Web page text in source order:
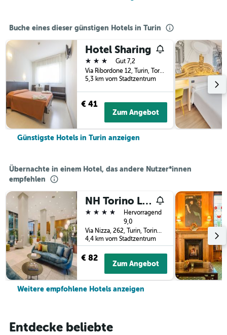
Buche eines dieser günstigen Hotels in Turin
Hotel Sharing
3 Sterne
Gut 7,2
Via Ribordone 12, Turin, Torino, Italien
5,3 km vom Stadtzentrum
€ 41
Zum Angebot
Günstigste Hotels in Turin anzeigen
Übernachte in einem Hotel, das andere Nutzer*innen
empfehlen
NH Torino Lingotto Congress
4 Sterne
Hervorragend
9,0
Via Nizza, 262, Turin, Torino, Italien
4,4 km vom Stadtzentrum
€ 82
Zum Angebot
Weitere empfohlene Hotels anzeigen
Entdecke beliebte